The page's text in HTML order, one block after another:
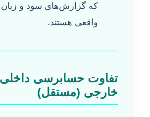
که گزارش‌های سود و
واقعی هستند.
تفاوت حسابرسی
خارجی (مستقل)